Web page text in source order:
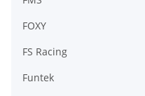
FOXY
FS Racing
Funtek